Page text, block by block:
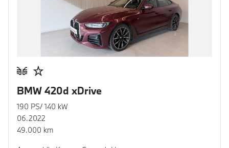
BMW 420d xDrive
190 PS/ 140 kW
06.2022
49.000 km